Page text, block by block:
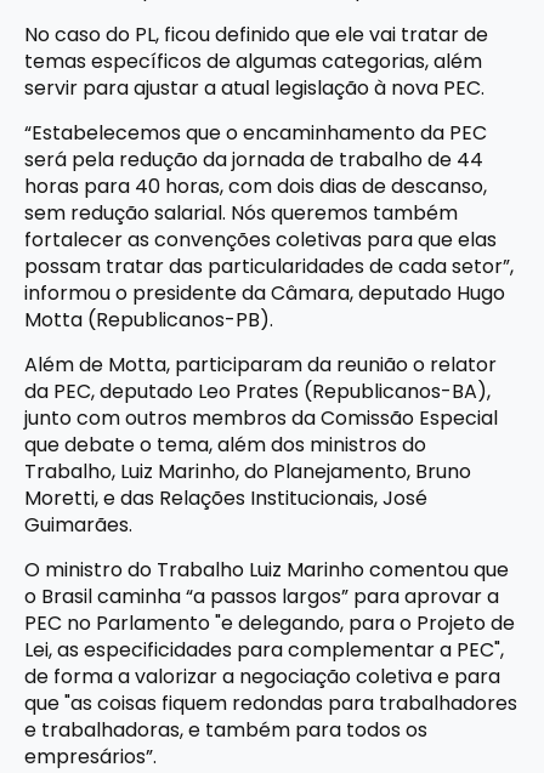
No caso do PL, ficou definido que ele vai tratar de
temas específicos de algumas categorias, além
servir para ajustar a atual legislação à nova PEC.
“Estabelecemos que o encaminhamento da PEC
será pela redução da jornada de trabalho de 44
horas para 40 horas, com dois dias de descanso,
sem redução salarial. Nós queremos também
fortalecer as convenções coletivas para que elas
possam tratar das particularidades de cada setor”,
informou o presidente da Câmara, deputado Hugo
Motta (Republicanos-PB).
Além de Motta, participaram da reunião o relator
da PEC, deputado Leo Prates (Republicanos-BA),
junto com outros membros da Comissão Especial
que debate o tema, além dos ministros do
Trabalho, Luiz Marinho, do Planejamento, Bruno
Moretti, e das Relações Institucionais, José
Guimarães.
O ministro do Trabalho Luiz Marinho comentou que
o Brasil caminha “a passos largos” para aprovar a
PEC no Parlamento "e delegando, para o Projeto de
Lei, as especificidades para complementar a PEC",
de forma a valorizar a negociação coletiva e para
que "as coisas fiquem redondas para trabalhadores
e trabalhadoras, e também para todos os
empresários”.